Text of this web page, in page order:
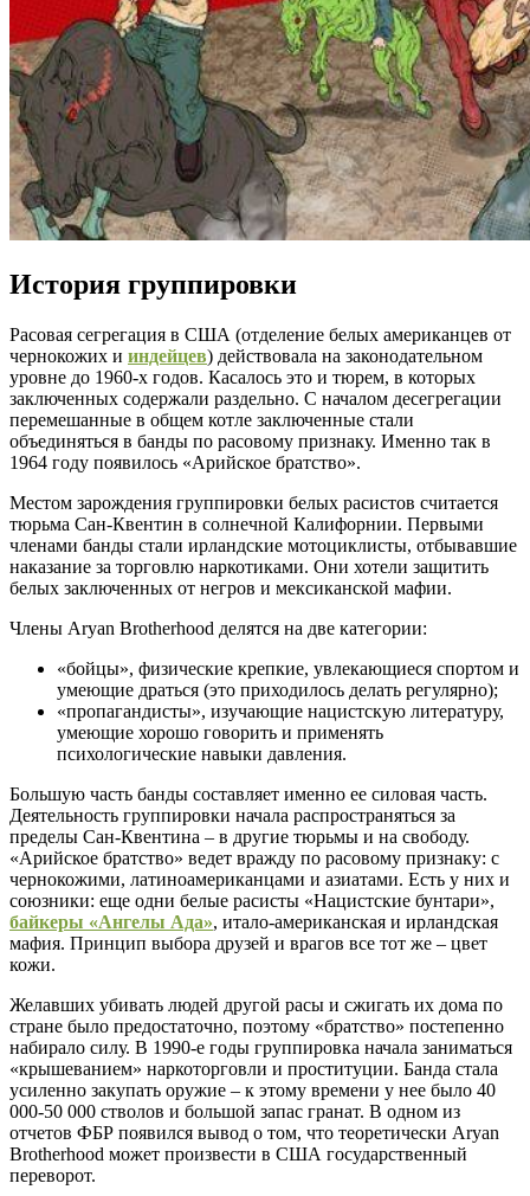
История группировки
Расовая сегрегация в США (отделение белых американцев от
чернокожих и индейцев) действовала на законодательном
уровне до 1960-х годов. Касалось это и тюрем, в которых
заключенных содержали раздельно. С началом десегрегации
перемешанные в общем котле заключенные стали
объединяться в банды по расовому признаку. Именно так в
1964 году появилось «Арийское братство».
Местом зарождения группировки белых расистов считается
тюрьма Сан-Квентин в солнечной Калифорнии. Первыми
членами банды стали ирландские мотоциклисты, отбывавшие
наказание за торговлю наркотиками. Они хотели защитить
белых заключенных от негров и мексиканской мафии.
Члены Aryan Brotherhood делятся на две категории:
«бойцы», физические крепкие, увлекающиеся спортом и
умеющие драться (это приходилось делать регулярно);
«пропагандисты», изучающие нацистскую литературу,
умеющие хорошо говорить и применять
психологические навыки давления.
Большую часть банды составляет именно ее силовая часть.
Деятельность группировки начала распространяться за
пределы Сан-Квентина – в другие тюрьмы и на свободу.
«Арийское братство» ведет вражду по расовому признаку: с
чернокожими, латиноамериканцами и азиатами. Есть у них и
союзники: еще одни белые расисты «Нацистские бунтари»,
байкеры «Ангелы Ада», итало-американская и ирландская
мафия. Принцип выбора друзей и врагов все тот же – цвет
кожи.
Желавших убивать людей другой расы и сжигать их дома по
стране было предостаточно, поэтому «братство» постепенно
набирало силу. В 1990-е годы группировка начала заниматься
«крышеванием» наркоторговли и проституции. Банда стала
усиленно закупать оружие – к этому времени у нее было 40
000-50 000 стволов и большой запас гранат. В одном из
отчетов ФБР появился вывод о том, что теоретически Aryan
Brotherhood может произвести в США государственный
переворот.